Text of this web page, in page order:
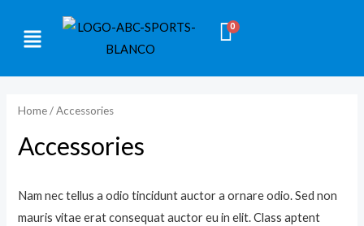
Menú CARRITO
Home/ Accessories
Accessories
Nam nec tellus a odio tincidunt auctor a ornare odio. Sed non
mauris vitae erat consequat auctor eu in elit. Class aptent